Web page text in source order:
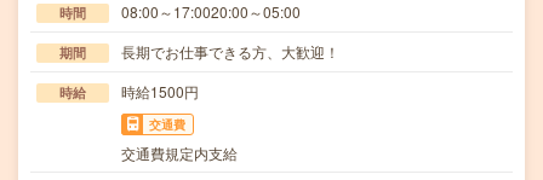
時間 08:00～17:0020:00～05:00
期間 長期でお仕事できる方、大歓迎！
時給 時給1500円
交通費
交通費規定内支給